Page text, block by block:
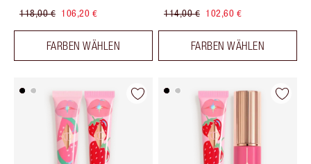
118,00 € 106,20 €
FARBEN WÄHLEN
114,00 € 102,60 €
FARBEN WÄHLEN